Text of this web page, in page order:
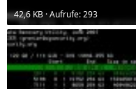
42,6 KB · Aufrufe: 293